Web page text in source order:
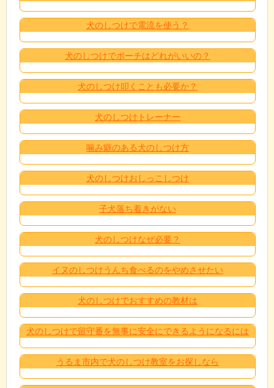
犬のしつけで電流を使う？
犬のしつけでポーチはどれがいいの？
犬のしつけ叩くことも必要か？
犬のしつけトレーナー
噛み癖のある犬のしつけ方
犬のしつけおしっこしつけ
子犬落ち着きがない
犬のしつけなぜ必要？
イヌのしつけうんち食べるのをやめさせたい
犬のしつけでおすすめの教材は
犬のしつけで留守番を無事に安全にできるようになるには
うるま市内で犬のしつけ教室をお探しなら